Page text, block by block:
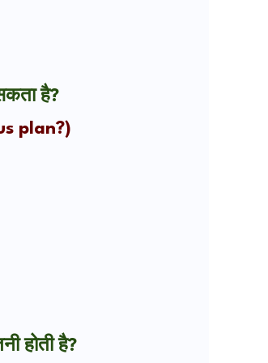
है?
plan?)
होती है?